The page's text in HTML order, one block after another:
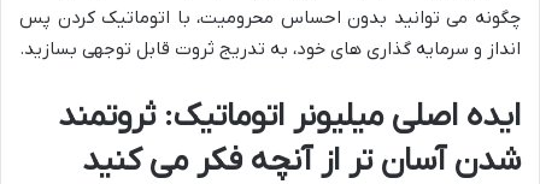
چگونه می توانید بدون احساس محرومیت، با اتوماتیک کردن پس
انداز و سرمایه گذاری های خود، به تدریج ثروت قابل توجهی بسازید.
ایده اصلی میلیونر اتوماتیک: ثروتمند
شدن آسان تر از آنچه فکر می کنید